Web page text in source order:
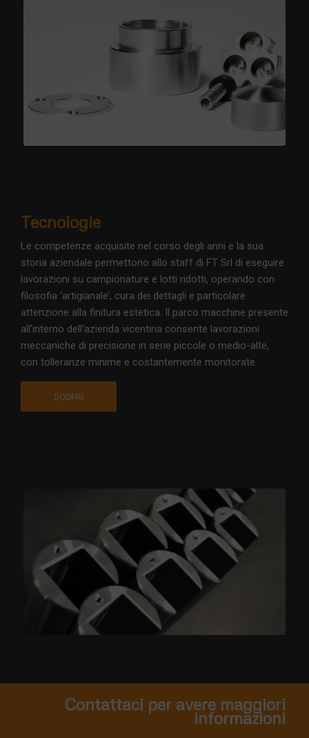
Tecnologie
Le competenze acquisite nel corso degli anni e la sua
storia aziendale permettono allo staff di FT Srl di eseguire
lavorazioni su campionature e lotti ridotti, operando con
filosofia ‘artigianale’, cura dei dettagli e particolare
attenzione alla finitura estetica. Il parco macchine presente
all’interno dell’azienda vicentina consente lavorazioni
meccaniche di precisione in serie piccole o medio-alte,
con tolleranze minime e costantemente monitorate.
SCOPRI
Contattaci per avere maggiori
informazioni